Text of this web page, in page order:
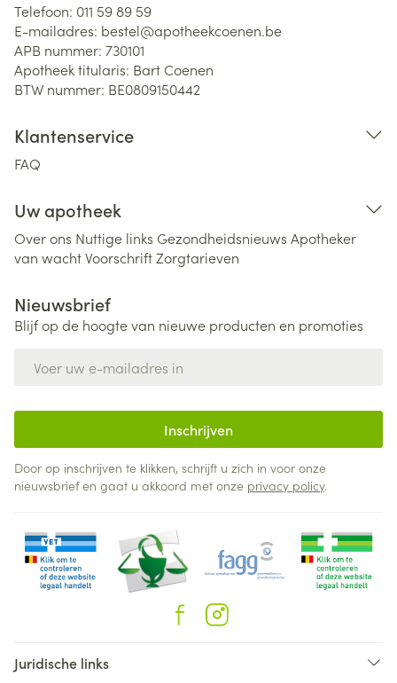
Telefoon: 011 59 89 59
E-mailadres: bestel@apotheekcoenen.be
APB nummer: 730101
Apotheek titularis: Bart Coenen
BTW nummer: BE0809150442
Klantenservice
FAQ
Uw apotheek
Over ons Nuttige links Gezondheidsnieuws Apotheker
van wachtVoorschriftZorgtarieven
Nieuwsbrief
Blijf op de hoogte van nieuwe producten en promoties
Inschrijven
Door op inschrijven te klikken, schrijft u zich in voor onze
nieuwsbrief en gaat u akkoord met onze privacy policy.
Juridische links